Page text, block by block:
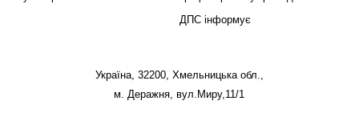
ДПС інформує
Україна, 32200, Хмельницька обл.,
м. Деражня, вул.Миру,11/1